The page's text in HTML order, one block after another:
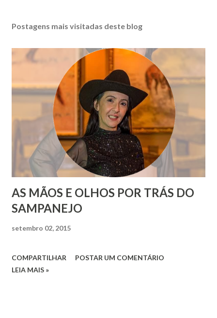
Postagens mais visitadas deste blog
AS MÃOS E OLHOS POR TRÁS DO
SAMPANEJO
setembro 02, 2015
COMPARTILHAR
POSTAR UM COMENTÁRIO
LEIA MAIS »